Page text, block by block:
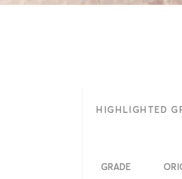
HIGHLIGHTED
GRADE